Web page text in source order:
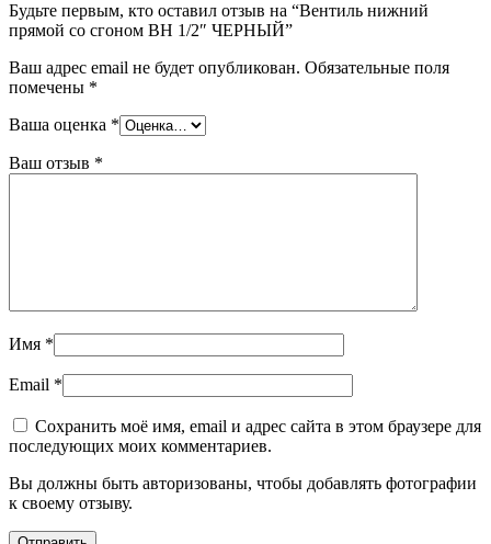
Будьте первым, кто оставил отзыв на “Вентиль нижний
прямой со сгоном ВН 1/2″ ЧЕРНЫЙ”
Ваш адрес email не будет опубликован. Обязательные поля
помечены *
Ваша оценка *
Ваш отзыв *
Имя *
Email *
Сохранить моё имя, email и адрес сайта в этом браузере для
последующих моих комментариев.
Вы должны быть авторизованы, чтобы добавлять фотографии
к своему отзыву.